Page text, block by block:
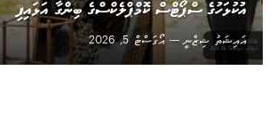
އުކުޅަހުގެ ސްޕޯޓްސް ކޮމްޕްލެކްސްގެ ބިންގާ އަޅައިފި
އައިޝަތު ޝިޒްނީ
އޯގަސްޓް 5, 2026